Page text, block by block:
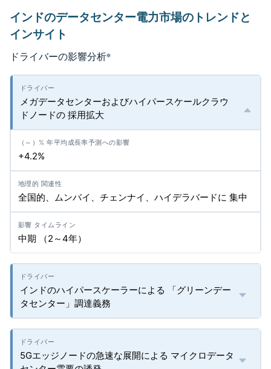
インドのデータセンター電力市場のトレンドと
インサイト
ドライバーの影響分析*
メガデータセンターおよびハイパースケールクラウ
ドノードの 採用拡大
+4.2%
全国的、ムンバイ、チェンナイ、ハイデラバードに 集中
中期 （2～4年）
インドのハイパースケーラーによる 「グリーンデー
タセンター」調達義務
5Gエッジノードの急速な展開による マイクロデータ